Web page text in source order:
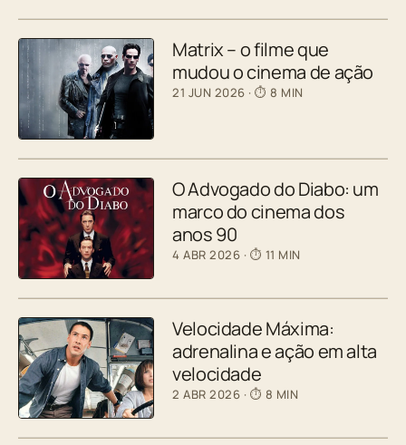
Matrix – o filme que
mudou o cinema de ação
21 JUN 2026 · ⏱ 8 MIN
O Advogado do Diabo: um
marco do cinema dos
anos 90
4 ABR 2026 · ⏱ 11 MIN
Velocidade Máxima:
adrenalina e ação em alta
velocidade
2 ABR 2026 · ⏱ 8 MIN